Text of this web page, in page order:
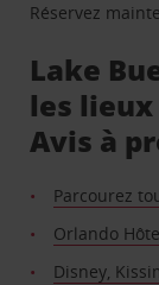
Réservez
Lake
les
Avis à
Parcourez
Orlando
Disney,